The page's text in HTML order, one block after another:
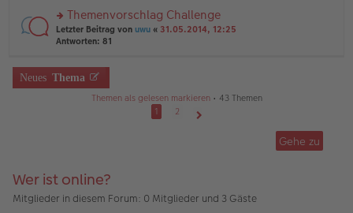
ger
B
ei
tr
g
el
es
e
B
ei
rs
te
n
g
tr
a
g
Themenvorschlag Challenge
Letzter Beitrag von uwu « 31.05.2014, 12:25
Antworten: 81
Neues Thema
Themen als gelesen markieren• 43 Themen
1
2
Gehe zu
Wer ist online?
Mitglieder in diesem Forum: 0 Mitglieder und 3 Gäste